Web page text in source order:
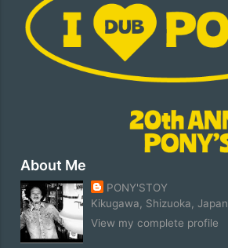
About Me
PONY'STOY
Kikugawa, Shizuoka, Japan
View my complete profile